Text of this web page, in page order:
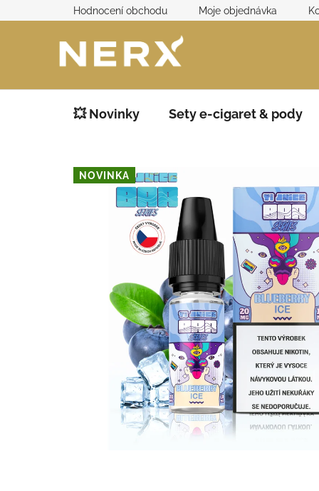
na
Hodnocení obchodu Moje objednávka
💥 Novinky Sety e-cigaret & pody
NOVINKA